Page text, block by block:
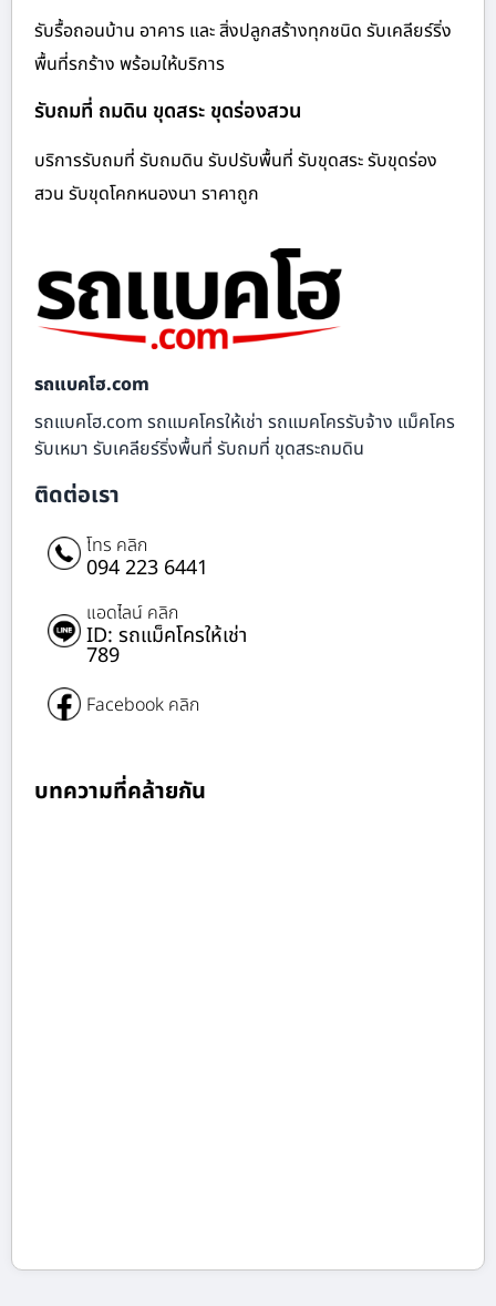
รับรื้อถอนบ้าน อาคาร และ สิ่งปลูกสร้างทุกชนิด รับเคลียร์ริ่ง
พื้นที่รกร้าง พร้อมให้บริการ
รับถมที่ ถมดิน ขุดสระ ขุดร่องสวน
บริการรับถมที่ รับถมดิน รับปรับพื้นที่ รับขุดสระ รับขุดร่อง
สวน รับขุดโคกหนองนา ราคาถูก
รถแบคโฮ.com
รถแบคโฮ.com รถแมคโครให้เช่า รถแมคโครรับจ้าง แม็คโคร
รับเหมา รับเคลียร์ริ่งพื้นที่ รับถมที่ ขุดสระถมดิน
ติดต่อเรา
โทร คลิก
094 223 6441
แอดไลน์ คลิก
ID: รถแม็คโครให้เช่า
789
Facebook คลิก
บทความที่คล้ายกัน